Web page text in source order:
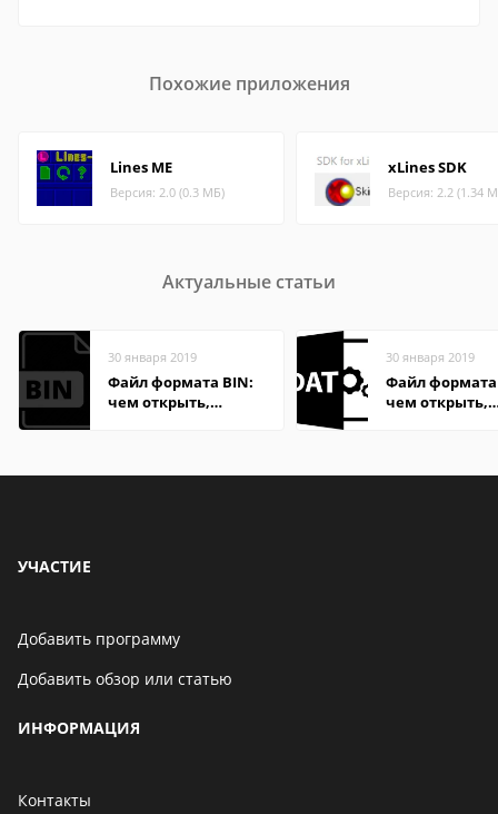
Похожие приложения
Lines ME
Версия: 2.0 (0.3 МБ)
xLines SDK
Версия: 2.2 (1.34
Актуальные статьи
30 января 2019
Файл формата BIN:
чем открыть,
30 января 2019
Файл формата
чем открыть,
УЧАСТИЕ
Добавить программу
Добавить обзор или статью
ИНФОРМАЦИЯ
Контакты